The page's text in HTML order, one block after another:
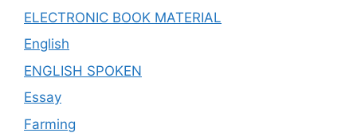
ELECTRONIC BOOK MATERIAL
English
ENGLISH SPOKEN
Essay
Farming